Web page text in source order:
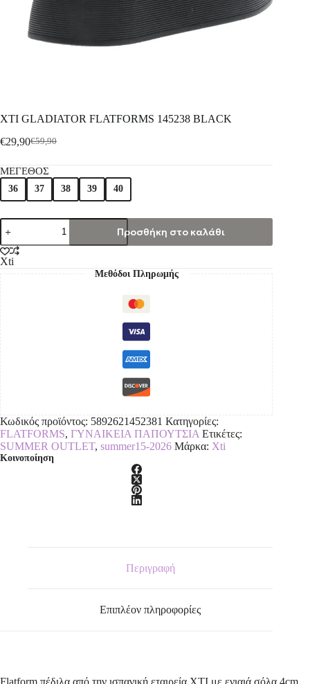
XTI GLADIATOR FLATFORMS 145238 BLACK
€59,90
€29,90
ΜΕΓΕΘΟΣ
36 37 38 39 40
Προσθήκη στο καλάθι
Xti
Μεθόδοι Πληρωμής
Κωδικός προϊόντος: 5892621452381 Κατηγορίες:
FLATFORMS, ΓΥΝΑΙΚΕΙΑ ΠΑΠΟΥΤΣΙΑ Ετικέτες:
SUMMER OUTLET, summer15-2026 Μάρκα: Xti
Κοινοποίηση
Περιγραφή
Επιπλέον πληροφορίες
Flatform πέδιλα από την ισπανική εταιρεία XTI,με ενιαιά σόλα 4cm